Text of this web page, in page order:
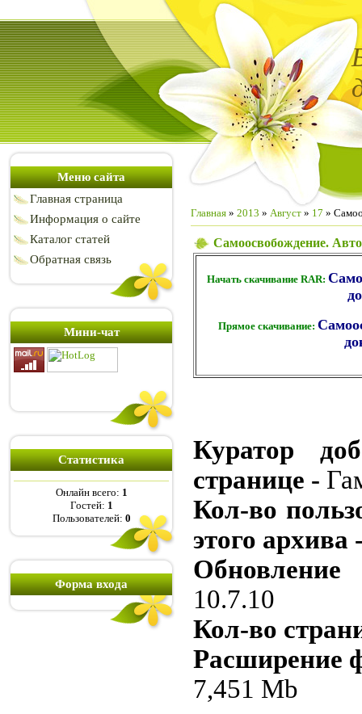
Меню сайта
Главная страница
Информация о сайте
Каталог статей
Обратная связь
Мини-чат
Статистика
Онлайн всего: 1
Гостей: 1
Пользователей: 0
Форма входа
Главная » 2013 » Август » 17 »
Самоосвобождение.
Начать скачивание RAR:
Прямое скачивание:
Куратор
странице -
Кол-во
этого архива
10.7.10
Кол-во
Расширение
7,451 Mb